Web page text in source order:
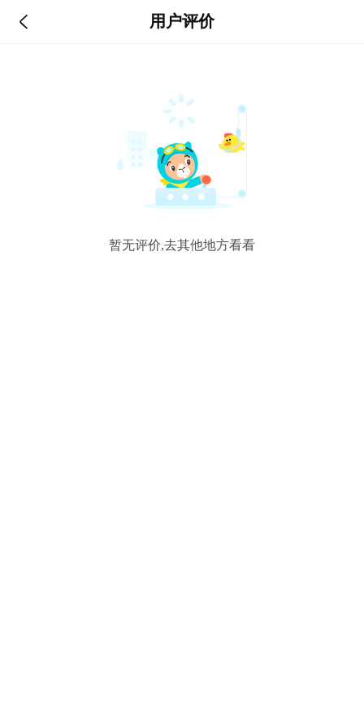
 用户评价
暂无评价,去其他地方看看